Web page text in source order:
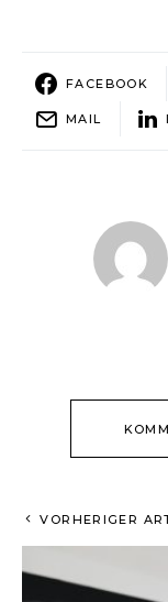
FACEBOOK
MAIL
VORHERIGER